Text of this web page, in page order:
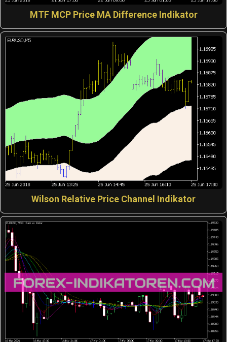
MTF MCP Price MA Difference Indikator
Wilson Relative Price Channel Indikator